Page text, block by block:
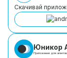
Скачивай
Юникор
Приложение для